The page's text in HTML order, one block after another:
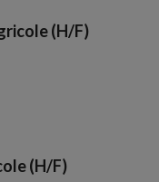
(H/F)
(H/F)